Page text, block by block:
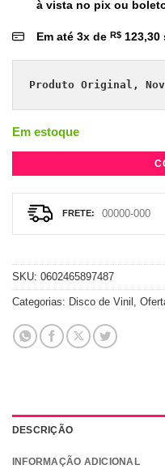
à vista no pix ou
Em até 3x de R$ 123,30
Produto Original,
Em estoque
SKU: 0602465897487
Categorias: Disco de Vinil
DESCRIÇÃO
INFORMAÇÃO ADICIONAL